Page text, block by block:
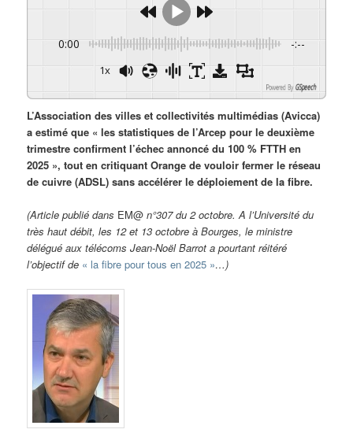
0:00 -:--
1x
Powered By GSpeech
L’Association des villes et collectivités multimédias (Avicca)
a estimé que « les statistiques de l’Arcep pour le deuxième
trimestre confirment l’échec annoncé du 100 % FTTH en
2025 », tout en critiquant Orange de vouloir fermer le réseau
de cuivre (ADSL) sans accélérer le déploiement de la fibre.
(Article publié dans EM@ n°307 du 2 octobre.A l’Université du
très haut débit, les 12 et 13 octobre à Bourges, le ministre
délégué aux télécoms Jean-Noël Barrot a pourtant réitéré
l’objectif de « la fibre pour tous en 2025 »…)